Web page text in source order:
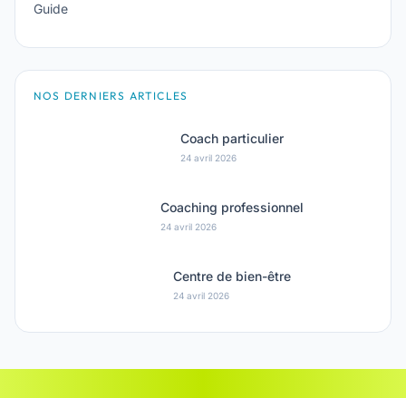
Guide
NOS DERNIERS ARTICLES
Coach particulier
24 avril 2026
Coaching professionnel
24 avril 2026
Centre de bien-être
24 avril 2026